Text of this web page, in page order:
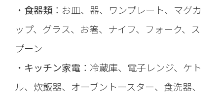
・ 食器類：お皿、器、ワンプレート、マグカ
ップ、グラス、お箸、ナイフ、フォーク、ス
プーン
・ キッチン家電：冷蔵庫、電子レンジ、ケト
ル、炊飯器、オーブントースター、食洗器、